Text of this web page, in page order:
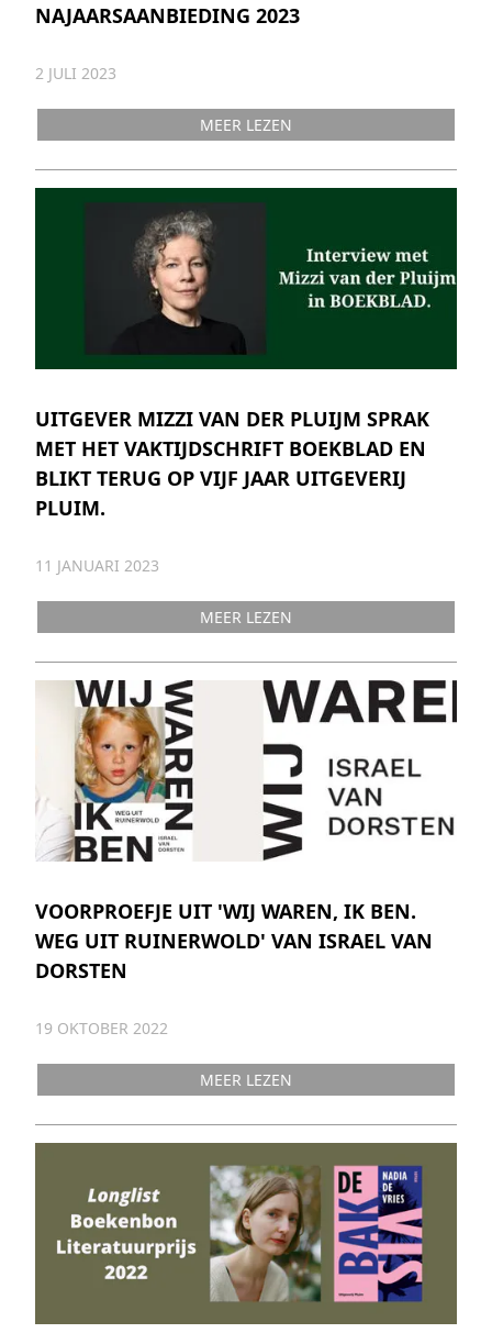
NAJAARSAANBIEDING 2023
2 JULI 2023
MEER LEZEN
UITGEVER MIZZI VAN DER PLUIJM SPRAK
MET HET VAKTIJDSCHRIFT BOEKBLAD EN
BLIKT TERUG OP VIJF JAAR UITGEVERIJ
PLUIM.
11 JANUARI 2023
MEER LEZEN
VOORPROEFJE UIT 'WIJ WAREN, IK BEN.
WEG UIT RUINERWOLD' VAN ISRAEL VAN
DORSTEN
19 OKTOBER 2022
MEER LEZEN